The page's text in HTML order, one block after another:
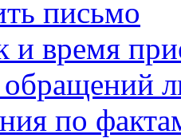
письмо
и время
по